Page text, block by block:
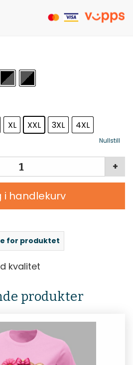
XL XXL 3XL 4XL
Nullstill
+
i handlekurv
for produktet
kvalitet
produkter